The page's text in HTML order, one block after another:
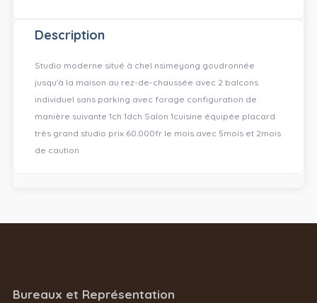
Description
Studio moderne situé à chel nsimeyong goudronnée
jusqu'à la maison au rez-de-chaussée avec 2 balcons
individuel sans parking avec forage configuration de
manière suivante 1ch 1dch Salon 1cuisine équipée placard
très grand studio prix 60.000fr le mois avec 5mois et 2mois
de caution
Bureaux et Représentation